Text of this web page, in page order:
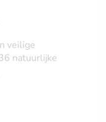
veilige
natuurlijke